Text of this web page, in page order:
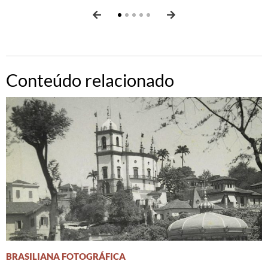
Conteúdo relacionado
BRASILIANA FOTOGRÁFICA